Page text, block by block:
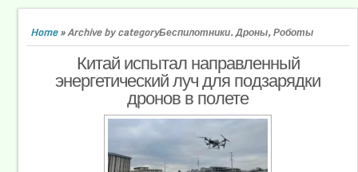
Home»Archive by categoryБеспилотники. Дроны, Роботы
Китай испытал направленный
энергетический луч для подзарядки
дронов в полете